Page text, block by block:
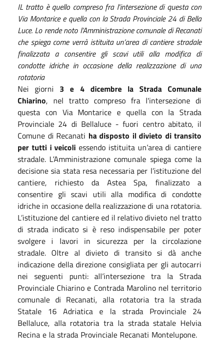
IL tratto è quello compreso fra l'intersezione di questa con
Via Montarice e quella con la Strada Provinciale 24 di Bella
Luce. Lo rende noto l’Amministrazione comunale di Recanati
che spiega come verrà istituita un’area di cantiere stradale
finalizzata a consentire gli scavi utili alla modifica di
condotte idriche in occasione della realizzazione di una
rotatoria
Nei giorni 3 e 4 dicembre la Strada Comunale
Chiarino, nel tratto compreso fra l'intersezione di
questa con Via Montarice e quella con la Strada
Provinciale 24 di Bellaluce - fuori centro abitato, il
Comune di Recanati ha disposto il divieto di transito
per tutti i veicoli essendo istituita un’area di cantiere
stradale. L’Amministrazione comunale spiega come la
decisione sia stata resa necessaria per l’istituzione del
cantiere, richiesto da Astea Spa, finalizzato a
consentire gli scavi utili alla modifica di condotte
idriche in occasione della realizzazione di una rotatoria.
L’istituzione del cantiere ed il relativo divieto nel tratto
di strada indicato si è reso indispensabile per poter
svolgere i lavori in sicurezza per la circolazione
stradale. Oltre al divieto di transito si dà anche
indicazione della direzione consigliata per gli autocarri
nei seguenti punti: all’intersezione tra la Strada
Provinciale Chiarino e Contrada Marolino nel territorio
comunale di Recanati, alla rotatoria tra la strada
Statale 16 Adriatica e la strada Provinciale 24
Bellaluce, alla rotatoria tra la strada statale Helvia
Recina e la strada Provinciale Recanati Montelupone.